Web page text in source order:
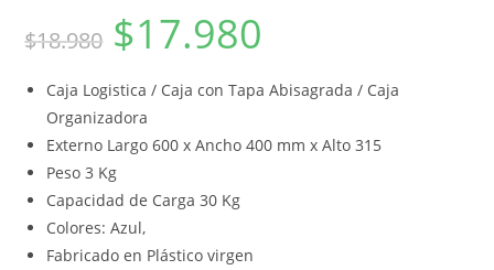
$18.980 $17.980
Caja Logistica / Caja con Tapa Abisagrada / Caja
Organizadora
Externo Largo 600 x Ancho 400 mm x Alto 315
Peso 3 Kg
Capacidad de Carga 30 Kg
Colores: Azul,
Fabricado en Plástico virgen